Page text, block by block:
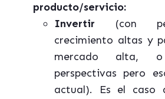
producto/servicio:
Invertir (con
crecimiento altas y
mercado alta,
perspectivas pero
actual). Es el caso